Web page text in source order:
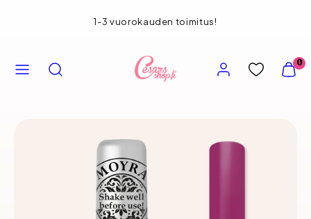
1-3 vuorokauden toimitus!
NÄYTÄ
0